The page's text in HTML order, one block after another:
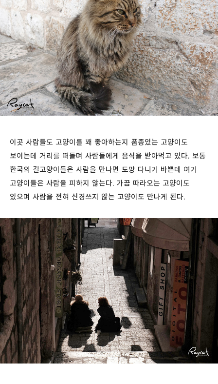
이곳 사람들도 고양이를 꽤 좋아하는지 품종있는 고양이도
보이는데 거리를 떠돌며 사람들에게 음식을 받아먹고 있다. 보통
한국의 길고양이들은 사람을 만나면 도망 다니기 바쁜데 여기
고양이들은 사람을 피하지 않는다. 가끔 따라오는 고양이도
있으며 사람을 전혀 신경쓰지 않는 고양이도 만나게 된다.